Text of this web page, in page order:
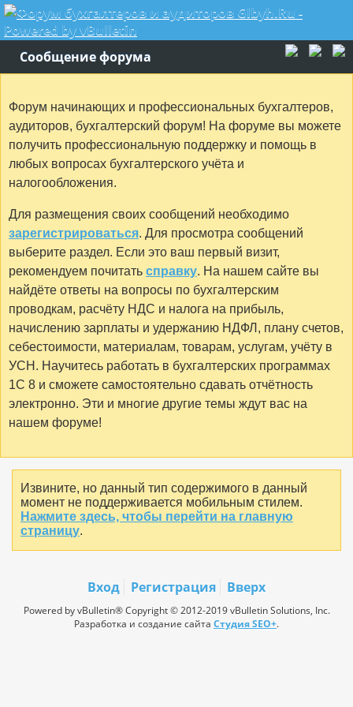
Сообщение форума
Форум начинающих и профессиональных бухгалтеров,
аудиторов, бухгалтерский форум! На форуме вы можете
получить профессиональную поддержку и помощь в
любых вопросах бухгалтерского учёта и
налогообложения.
Для размещения своих сообщений необходимо
зарегистрироваться. Для просмотра сообщений
выберите раздел. Если это ваш первый визит,
рекомендуем почитать справку. На нашем сайте вы
найдёте ответы на вопросы по бухгалтерским
проводкам, расчёту НДС и налога на прибыль,
начислению зарплаты и удержанию НДФЛ, плану счетов,
себестоимости, материалам, товарам, услугам, учёту в
УСН. Научитесь работать в бухгалтерских программах
1С 8 и сможете самостоятельно сдавать отчётность
электронно. Эти и многие другие темы ждут вас на
нашем форуме!
Извините, но данный тип содержимого в данный
момент не поддерживается мобильным стилем.
Нажмите здесь, чтобы перейти на главную
страницу.
Вход Регистрация Вверх
Powered by vBulletin® Copyright © 2012-2019 vBulletin Solutions, Inc.
Разработка и создание сайта Студия SEO+.